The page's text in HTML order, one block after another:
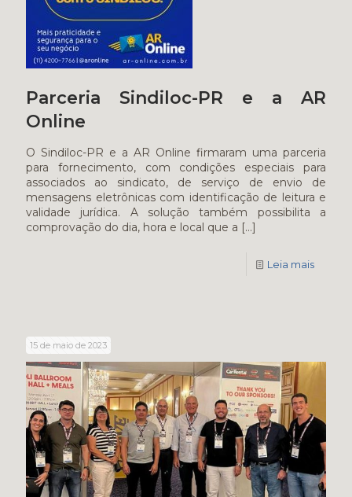
Parceria Sindiloc-PR e a AR
Online
O Sindiloc-PR e a AR Online firmaram uma parceria
para fornecimento, com condições especiais para
associados ao sindicato, de serviço de envio de
mensagens eletrônicas com identificação de leitura e
validade jurídica. A solução também possibilita a
comprovação do dia, hora e local que a […]
Leia mais
15 de maio de 2023